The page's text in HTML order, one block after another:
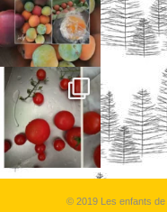
© 2019 Les enfants de